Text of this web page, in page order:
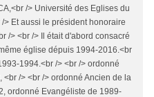
/> Université des Eglises du
> Et aussi le président honoraire
/> <br /> Il était d'abord consacré
église dépuis 1994-2016.<br
1994.<br /> <br /> ordonné
/> <br /> ordonné Ancien de la
ordonné Evangéliste de 1989-